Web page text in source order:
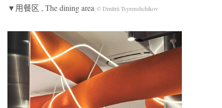
▼用餐区 , The dining area © Dmitrii Tsyrenshchikov